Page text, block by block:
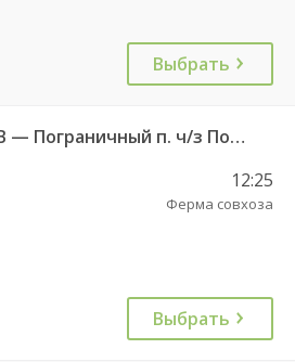
Выбрать
133 Калининград АВ — Пограничный п. ч/з Поддубное п.
12:25
Ферма совхоза
Выбрать